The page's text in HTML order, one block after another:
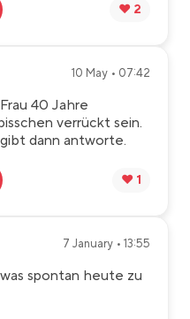
❤️ 2
10 May • 07:42
40 Jahre
verrückt sein.
dann antworte.
❤️ 1
7 January • 13:55
spontan heute zu